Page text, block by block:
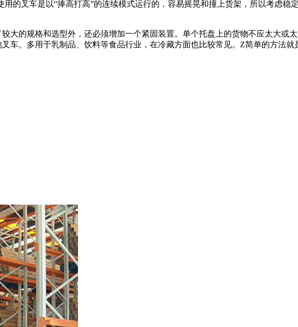
的叉车是以“捧高打高”的连续模式运行的，容易摇晃和撞上货架，所以考虑稳
大的规格和选型外，还必须增加一个紧固装置。单个托盘上的货物不应太大或
车。多用于乳制品、饮料等食品行业，在冷藏方面也比较常见。Z简单的方法就